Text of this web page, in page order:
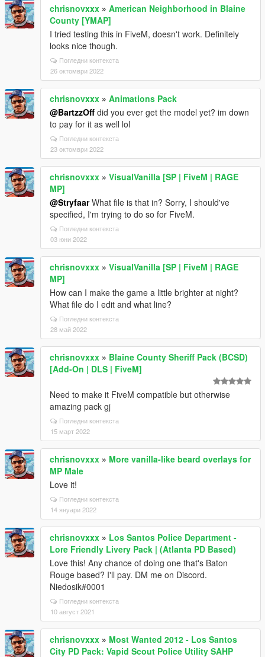
chrisnovxxx » American Neighborhood in Blaine
County [YMAP]
I tried testing this in FiveM, doesn't work. Definitely
looks nice though.
Погледни контекста
26 октомври 2022
chrisnovxxx » Animations Pack
@BartzzOff did you ever get the model yet? im down
to pay for it as well lol
Погледни контекста
23 октомври 2022
chrisnovxxx » VisualVanilla [SP | FiveM | RAGE
MP]
@StryfaarWhat file is that in? Sorry, I should've
specified, I'm trying to do so for FiveM.
Погледни контекста
03 юни 2022
chrisnovxxx » VisualVanilla [SP | FiveM | RAGE
MP]
How can I make the game a little brighter at night?
What file do I edit and what line?
Погледни контекста
28 май 2022
chrisnovxxx » Blaine County Sheriff Pack (BCSD)
[Add-On | DLS | FiveM]
Need to make it FiveM compatible but otherwise
amazing pack gj
Погледни контекста
15 март 2022
chrisnovxxx » More vanilla-like beard overlays for
MP Male
Love it!
Погледни контекста
14 януари 2022
chrisnovxxx » Los Santos Police Department -
Lore Friendly Livery Pack | (Atlanta PD Based)
Love this! Any chance of doing one that's Baton
Rouge based? I'll pay. DM me on Discord.
Niedosik#0001
Погледни контекста
10 август 2021
chrisnovxxx » Most Wanted 2012 - Los Santos
City PD Pack: Vapid Scout Police Utility SAHP